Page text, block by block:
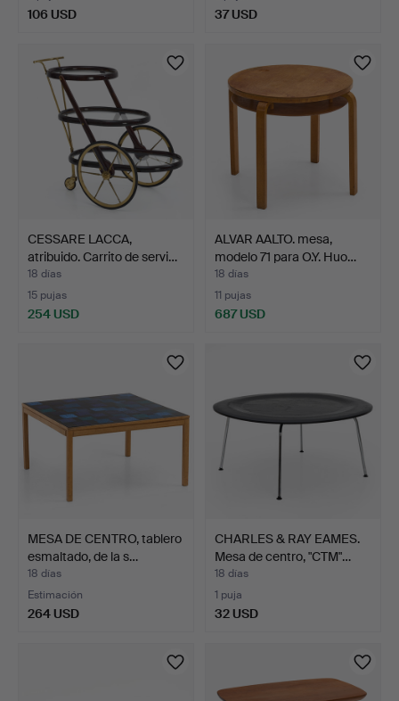
106 USD 37 USD
CESSARE LACCA,
atribuido. Carrito de servi…
18 días
15 pujas
254 USD
ALVAR AALTO. mesa,
modelo 71 para O.Y. Huo…
18 días
11 pujas
687 USD
MESA DE CENTRO, tablero
esmaltado, de la s…
18 días
Estimación
264 USD
CHARLES & RAY EAMES.
Mesa de centro, "CTM"…
18 días
1 puja
32 USD